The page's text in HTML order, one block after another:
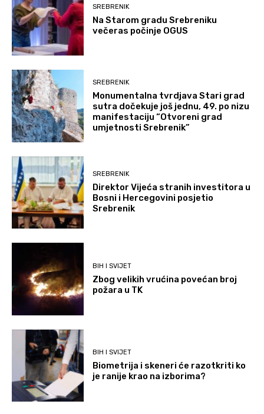
SREBRENIK
Na Starom gradu Srebreniku
večeras počinje OGUS
SREBRENIK
Monumentalna tvrdjava Stari grad
sutra dočekuje još jednu, 49. po nizu
manifestaciju “Otvoreni grad
umjetnosti Srebrenik”
SREBRENIK
Direktor Vijeća stranih investitora u
Bosni i Hercegovini posjetio
Srebrenik
BIH I SVIJET
Zbog velikih vrućina povećan broj
požara u TK
BIH I SVIJET
Biometrija i skeneri će razotkriti ko
je ranije krao na izborima?